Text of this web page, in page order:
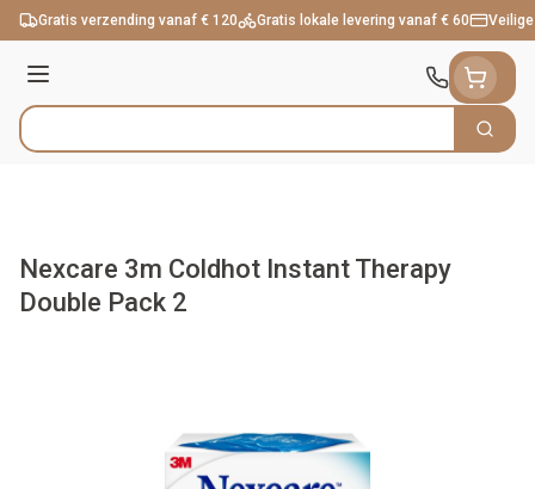
Ga naar de inhoud
Gratis verzending vanaf € 120 Gratis lokale levering vanaf € 60
Menu
Product, merk, categorie... Zoek
Nexcare 3m Coldhot Instant Therapy
Double Pack 2